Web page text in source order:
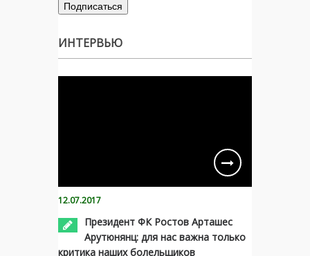
ИНТЕРВЬЮ
12.07.2017
Президент ФК Ростов Арташес
Арутюнянц: для нас важна только
критика наших болельщиков